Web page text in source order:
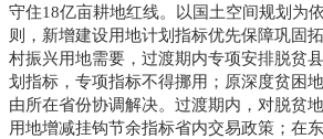
守住18亿亩耕地红线。以国土空间规划为
则，新增建设用地计划指标优先保障巩固
村振兴用地需要，过渡期内专项安排脱贫
划指标，专项指标不得挪用；原深度贫困
由所在省份协调解决。过渡期内，对脱贫
用地增减挂钩节余指标省内交易政策；在